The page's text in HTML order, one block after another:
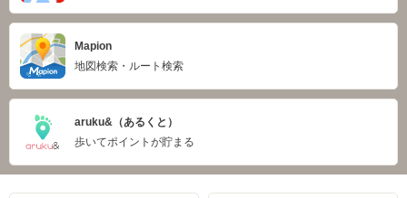
Mapion
地図検索・ルート検索
aruku&（あるくと）
歩いてポイントが貯まる